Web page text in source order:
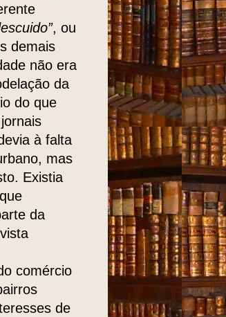
, ou
demais
não era
da
do que
à falta
mas
Existia
da
comércio
de